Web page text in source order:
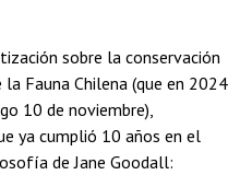
sobre la conservación
Fauna Chilena (que en 2024
10 de noviembre),
ya cumplió 10 años en el
de Jane Goodall: